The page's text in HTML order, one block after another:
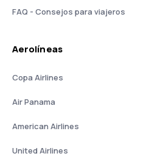
FAQ - Consejos para viajeros
Aerolíneas
Copa Airlines
Air Panama
American Airlines
United Airlines